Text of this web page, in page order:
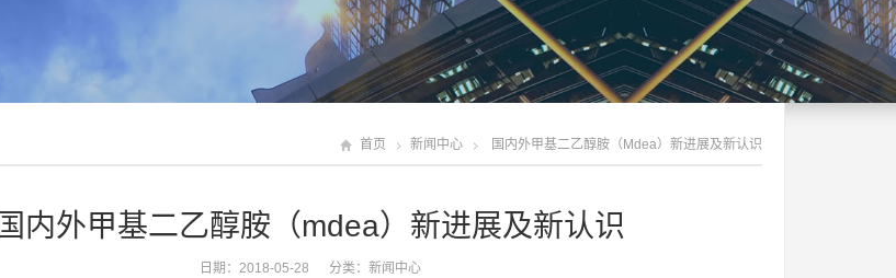
首页 新闻中心 国内外甲基二乙醇胺（mdea）新进展及新认识
国内外甲基二乙醇胺（mdea）新进展及新认识
日期：2018-05-28 分类： 新闻中心